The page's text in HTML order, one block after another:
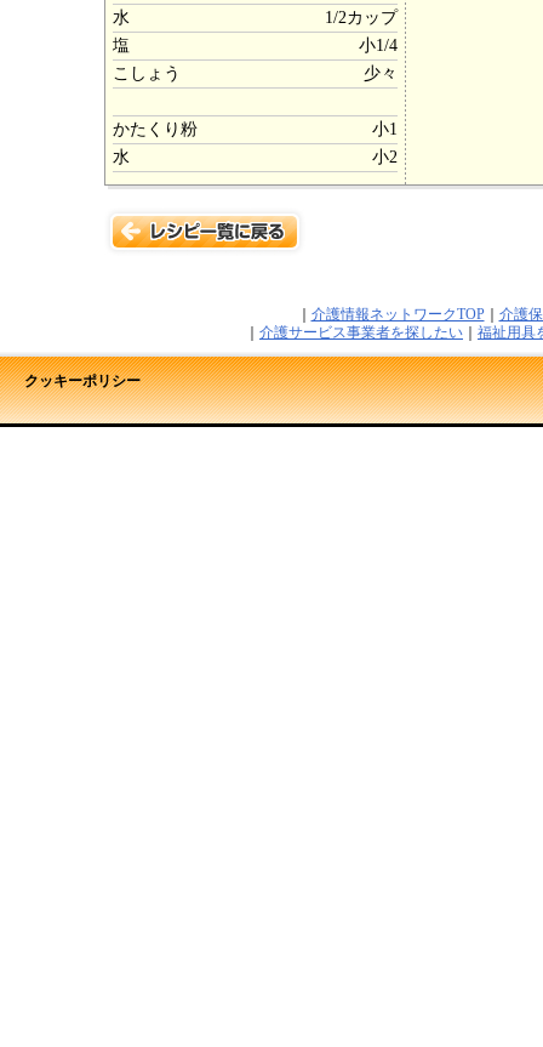
水
1/2カップ
塩
小1/4
こしょう
少々
かたくり粉
小1
水
小2
介護情報ネットワークTOP｜ 介護
介護サービス事業者を探したい 福祉用具
クッキーポリシー